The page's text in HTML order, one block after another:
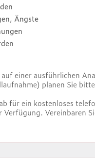
Ängste
einer ausführlichen
planen Sie
für ein kostenloses
Vereinbaren